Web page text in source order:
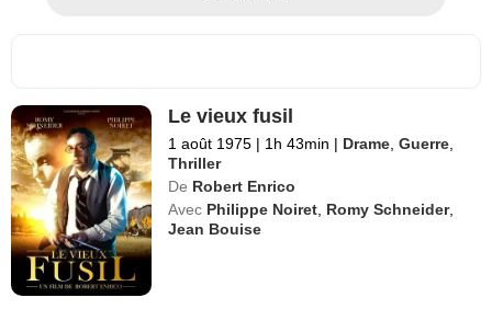
Le vieux fusil
1 août 1975 | 1h 43min | Drame ,Guerre
Thriller
De Robert Enrico
Avec Philippe Noiret Romy Schneider,
Jean Bouise